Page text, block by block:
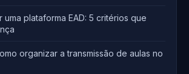
uma plataforma EAD: 5 critérios que
organizar a transmissão de aulas no